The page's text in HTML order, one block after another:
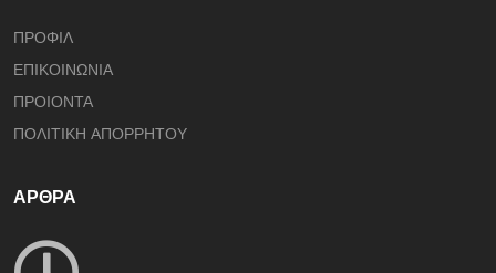
ΠΡΟΦΙΛ
ΕΠΙΚΟΙΝΩΝΙΑ
ΠΡΟΙΟΝΤΑ
ΠΟΛΙΤΙΚΗ ΑΠΟΡΡΗΤΟΥ
ΑΡΘΡΑ